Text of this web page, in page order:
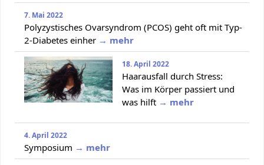
7. Mai 2022
Polyzystisches Ovarsyndrom (PCOS) geht oft mit Typ-
2-Diabetes einher → mehr
18. April 2022
Haarausfall durch Stress:
Was im Körper passiert und
was hilft → mehr
4. April 2022
Symposium → mehr